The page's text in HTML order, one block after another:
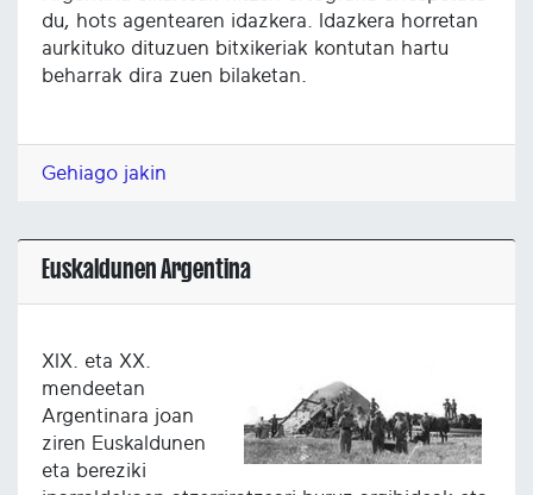
du, hots agentearen idazkera. Idazkera horretan
aurkituko dituzuen bitxikeriak kontutan hartu
beharrak dira zuen bilaketan.
Gehiago jakin
Euskaldunen Argentina
XIX. eta XX.
mendeetan
Argentinara joan
ziren Euskaldunen
eta bereziki